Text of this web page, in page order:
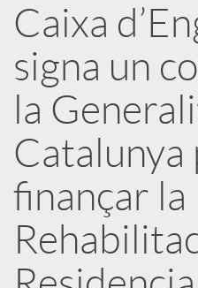
r
x
e
s
S
Caixa
signa un
la
Catalunya
finançar la